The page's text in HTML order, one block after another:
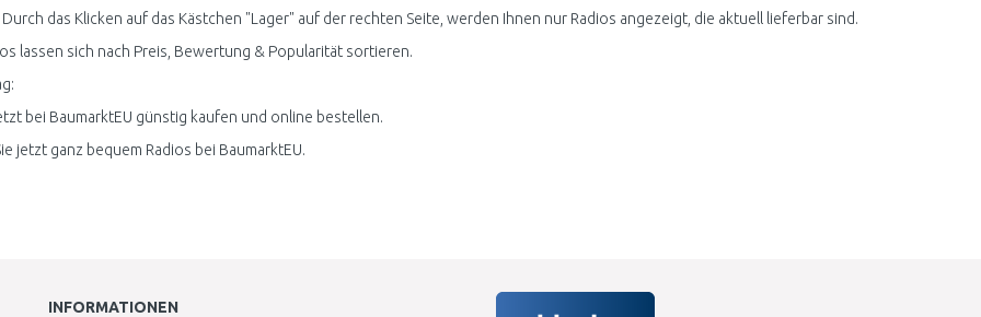
Durch das Klicken auf das Kästchen "Lager" auf der rechten Seite, werden Ihnen nur Radios angezeigt, die aktuell lieferbar sind.
lassen sich nach Preis, Bewertung & Popularität sortieren.
bei BaumarktEU günstig kaufen und online bestellen.
jetzt ganz bequem Radios bei BaumarktEU.
INFORMATIONEN